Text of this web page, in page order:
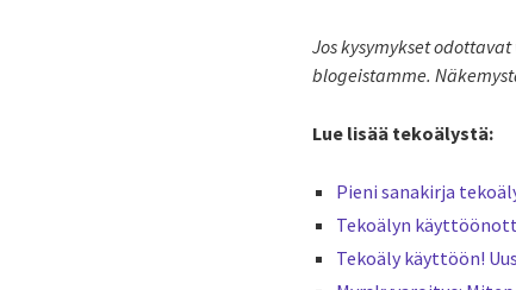
Jos kysymykset
blogeistamme.
Lue lisää tekoälystä:
Pieni sanakirja
Tekoälyn
Tekoäly käyttöön!